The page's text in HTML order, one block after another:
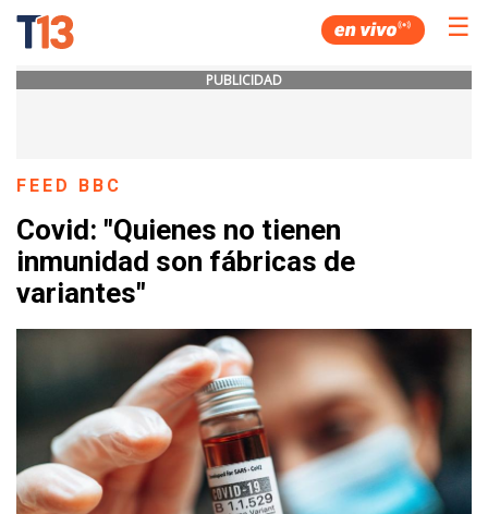
☰
PUBLICIDAD
FEED BBC
Covid: "Quienes no tienen
inmunidad son fábricas de
variantes"